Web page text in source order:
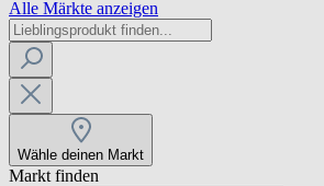
Alle Märkte anzeigen
Wähle deinen Markt
Markt finden